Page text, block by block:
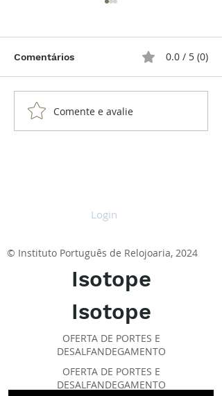
Konstantin Chaykin
Thinking Mystery
Comentários 0.0 / 5 (0)
Comente e avalie
Login
© Instituto Português de Relojoaria, 2024
Isotope
Isotope
OFERTA DE PORTES E
DESALFANDEGAMENTO
OFERTA DE PORTES E
DESALFANDEGAMENTO